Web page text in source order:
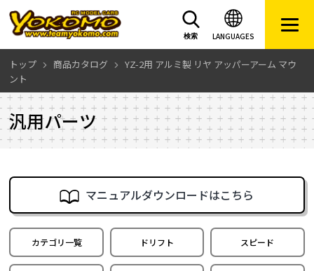
LANGUAGES
検索
トップ 商品カタログ
YZ-2用 アルミ製 リヤ アッパーアーム マウ
ント
汎用パーツ
マニュアルダウンロードはこちら
カテゴリ一覧 ドリフト スピード